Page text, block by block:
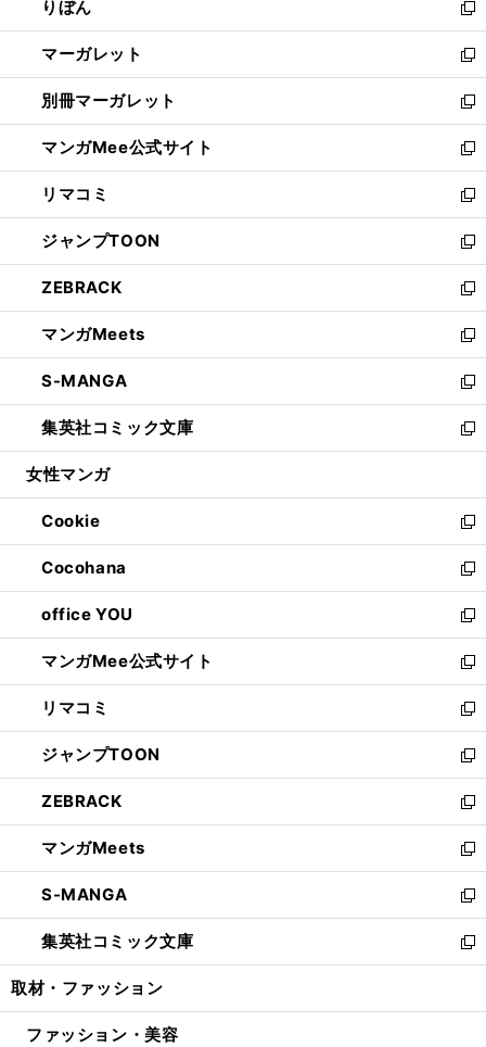
く
で
開
く
ド
ウ
で
開
く
ィ
ン
ド
ウ
で
開
く
りぼん
新
し
い
ウ
ィ
ン
ド
ウ
で
開
く
マーガレット
新
し
い
ウ
ィ
ン
ド
ウ
で
開
く
別冊マーガレット
新
し
い
ウ
ィ
ン
ド
ウ
で
開
く
マンガMee公式サイト
新
し
い
ウ
ィ
ン
ド
ウ
で
開
く
リマコミ
新
し
い
ウ
ィ
ン
ド
ウ
で
開
く
ジャンプTOON
新
し
い
ウ
ィ
ン
ド
ウ
で
開
ZEBRACK
新
し
い
ウ
ィ
ン
ド
ウ
開
く
マンガMeets
新
し
い
ウ
ィ
ン
ウ
で
開
く
S-MANGA
新
し
い
ウ
ン
ド
ウ
で
開
く
集英社コミック文庫
新
し
ウ
ィ
ン
ド
ウ
で
開
く
女性マンガ
Cookie
新
し
い
ウ
ィ
ン
ド
ウ
で
開
く
Cocohana
新
し
い
ウ
ィ
ン
ド
ウ
で
開
く
office YOU
新
し
い
ウ
ィ
ン
ド
ウ
で
開
く
マンガMee公式サイト
新
し
い
ウ
ィ
ン
ド
ウ
で
開
く
リマコミ
新
し
い
ウ
ィ
ン
ド
ウ
で
開
く
ジャンプTOON
新
し
い
ウ
ィ
ン
ド
ウ
で
開
ZEBRACK
新
し
い
ウ
ィ
ン
ド
ウ
開
マンガMeets
新
し
い
ウ
ィ
ン
ウ
S-MANGA
新
し
い
ウ
ン
集英社コミック文庫
新
し
ウ
取材・ファッション
ファッション・美容